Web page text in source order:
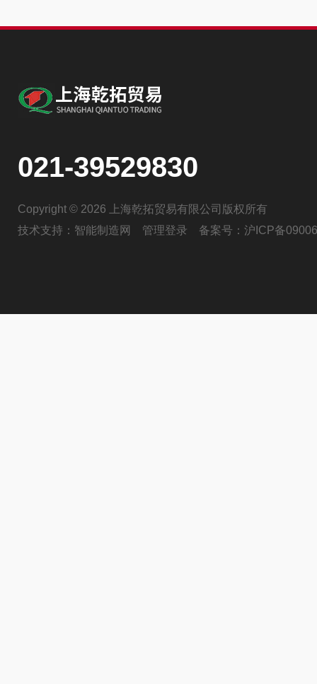
021-39529830
Copyright © 2026 上海乾拓贸易有限公司版权所有
技术支持： 智能制造网 管理登录 备案号： 沪ICP备